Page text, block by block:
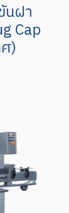
นฝา
Cap
)